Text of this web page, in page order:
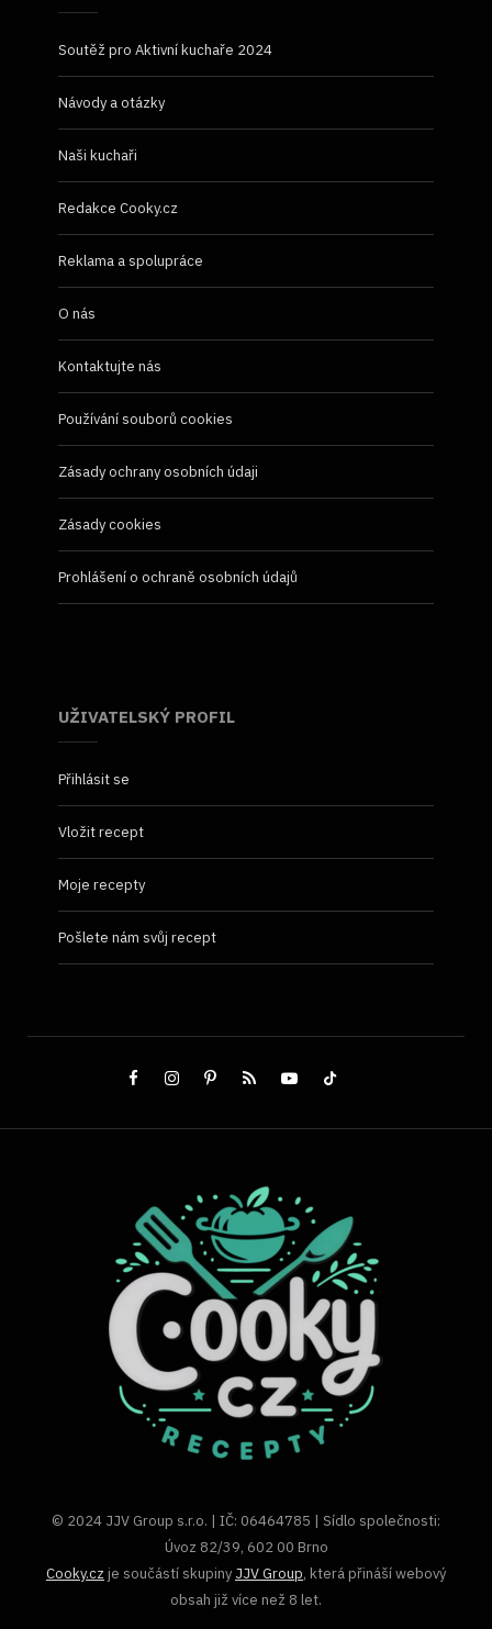
Soutěž pro Aktivní kuchaře 2024
Návody a otázky
Naši kuchaři
Redakce Cooky.cz
Reklama a spolupráce
O nás
Kontaktujte nás
Používání souborů cookies
Zásady ochrany osobních údaji
Zásady cookies
Prohlášení o ochraně osobních údajů
UŽIVATELSKÝ PROFIL
Přihlásit se
Vložit recept
Moje recepty
Pošlete nám svůj recept
© 2024 JJV Group s.r.o. | IČ: 06464785 | Sídlo společnosti:
Úvoz 82/39, 602 00 Brno
Cooky.cz je součástí skupiny JJV Group, která přináší webový
obsah již více než 8 let.